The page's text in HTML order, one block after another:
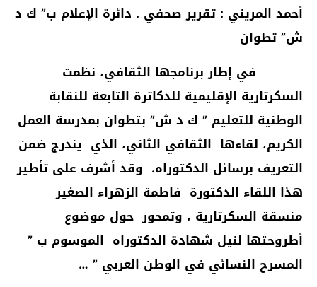
أحمد المريني : تقرير صحفي . دائرة الإعلام ب” ك د
ش” تطوان
في إطار برنامجها الثقافي، نظمت
السكرتارية الإقليمية للدكاترة التابعة للنقابة
الوطنية للتعليم ” ك د ش” بتطوان بمدرسة العمل
الكريم، لقاءها الثقافي الثاني، الذي يندرج ضمن
التعريف برسائل الدكتوراه. وقد أشرف على تأطير
هذا اللقاء الدكتورة فاطمة الزهراء الصغير
منسقة السكرتارية ، وتمحور حول موضوع
أطروحتها لنيل شهادة الدكتوراه الموسوم ب ”
المسرح النسائي في الوطن العربي ” …